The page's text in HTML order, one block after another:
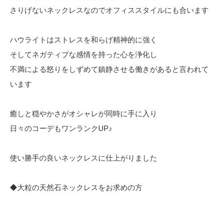
さりげないネックレスなのでオフィススタイルにも合います
ハウライトはストレスを和らげ精神的に強く
そしてネガティブな感情を持った心を浄化し
不満による怒りをしずめて鎮静させる働きがあると言われて
います
癒しと穏やかさがオシャレが同時に手に入り
日々のコーデもワンランクUP♪
使い勝手の良いネックレスに仕上がりました
◆大粒の天然石ネックレスをお求めの方